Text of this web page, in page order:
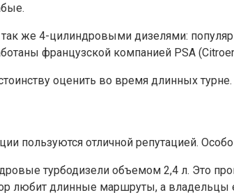
же 4-цилиндровыми дизелями:
французской компанией PSA
оценить во время длинных
пользуются отличной репутацией.
турбодизели объемом 2,4 л. Это
любит длинные маршруты, а